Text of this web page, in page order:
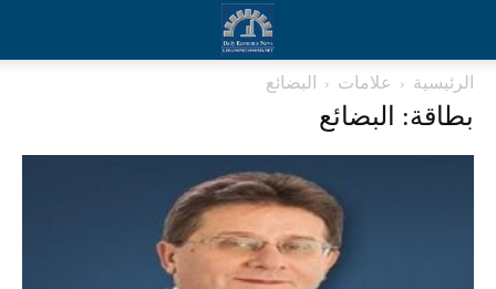
الرئيسية علامات البضائع
بطاقة: البضائع